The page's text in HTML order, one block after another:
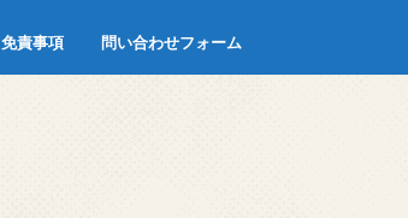
免責事項 問い合わせフォーム